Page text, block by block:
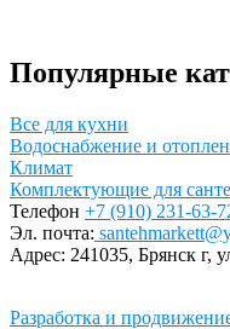
Популярные
Все для кухни
Водоснабжение и
Климат
Комплектующие для
Телефон +7 (910) 231-63-
Эл. почта:
Адрес: 241035, Брянск г,
Разработка и